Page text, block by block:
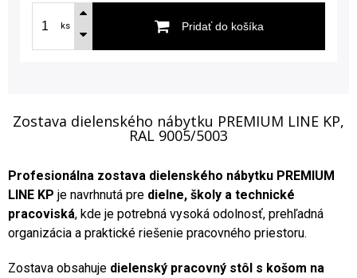
ks Pridať do košíka
Zostava dielenského nábytku PREMIUM LINE KP,
RAL 9005/5003
Profesionálna zostava dielenského nábytku PREMIUM
LINE KP je navrhnutá pre dielne, školy a technické
pracoviská, kde je potrebná vysoká odolnosť, prehľadná
organizácia a praktické riešenie pracovného priestoru.
Zostava obsahuje dielenský pracovný stôl s košom na